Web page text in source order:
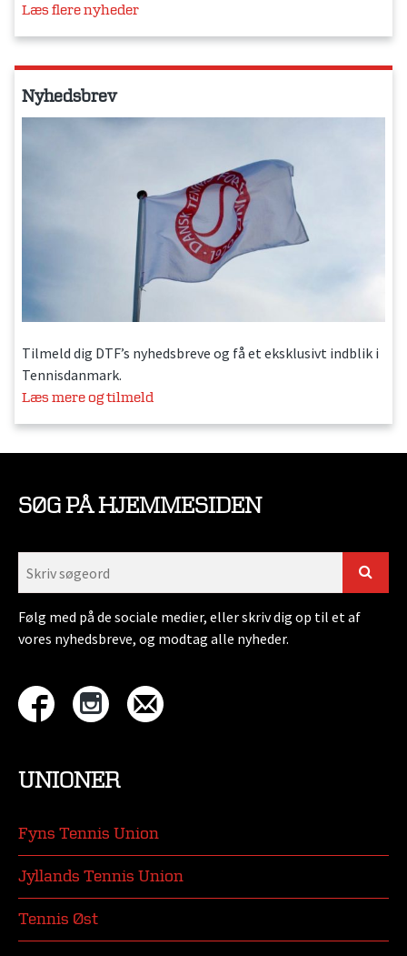
Læs flere nyheder
Nyhedsbrev
Tilmeld dig DTF’s nyhedsbreve og få et eksklusivt indblik i
Tennisdanmark.
Læs mere og tilmeld
SØG PÅ HJEMMESIDEN
Følg med på de sociale medier, eller skriv dig op til et af
vores nyhedsbreve, og modtag alle nyheder.
UNIONER
Fyns Tennis Union
Jyllands Tennis Union
Tennis Øst